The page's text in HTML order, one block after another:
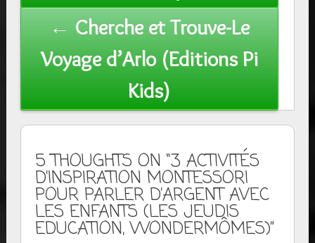
← Cherche et Trouve-Le
Voyage d’Arlo (Editions Pi
Kids)
5 THOUGHTS ON “3 ACTIVITÉS
D’INSPIRATION MONTESSORI
POUR PARLER D’ARGENT AVEC
LES ENFANTS (LES JEUDIS
EDUCATION, WONDERMÔMES)”